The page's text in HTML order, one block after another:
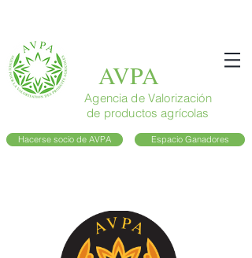
AVPA
Agencia de Valorización
de productos agrícolas
Hacerse socio de AVPA Espacio Ganadores